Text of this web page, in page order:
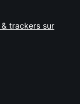
trackers sur